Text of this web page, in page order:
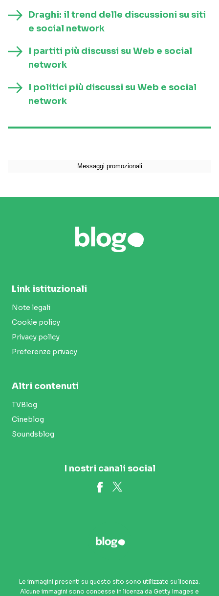
Draghi: il trend delle discussioni su siti
e social network
I partiti più discussi su Web e social
network
I politici più discussi su Web e social
network
Link istituzionali
Note legali
Cookie policy
Privacy policy
Preferenze privacy
Altri contenuti
TVBlog
Cineblog
Soundsblog
I nostri canali social
Le immagini presenti su questo sito sono utilizzate su licenza.
Alcune immagini sono concesse in licenza da Getty Images e